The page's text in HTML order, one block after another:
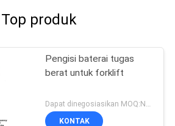
Top produk
Pengisi baterai tugas
berat untuk forklift
Dapat dinegosiasikan MOQ:Negotiable
KONTAK